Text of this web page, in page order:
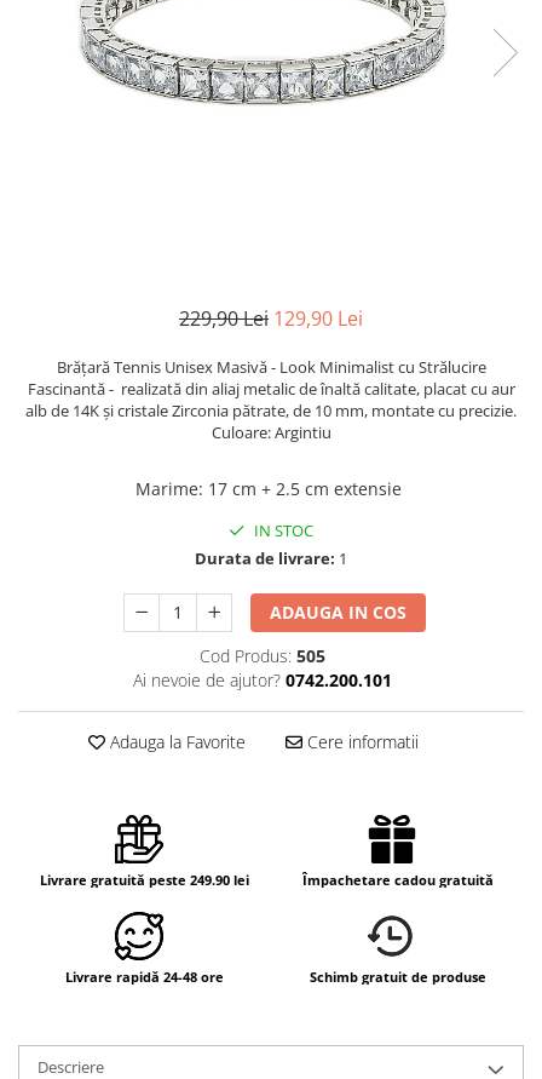
229,90 Lei 129,90 Lei
Brățară Tennis Unisex Masivă - Look Minimalist cu Strălucire
Fascinantă - realizată din aliaj metalic de înaltă calitate, placat cu aur
alb de 14K și cristale Zirconia pătrate, de 10 mm, montate cu precizie.
Culoare: Argintiu
Marime: 17 cm + 2.5 cm extensie
IN STOC
Durata de livrare: 1
ADAUGA IN COS
Cod Produs: 505
Ai nevoie de ajutor? 0742.200.101
Adauga la Favorite Cere informatii
Livrare gratuită peste 249.90 lei Împachetare cadou gratuită
Livrare rapidă 24-48 ore Schimb gratuit de produse
Descriere